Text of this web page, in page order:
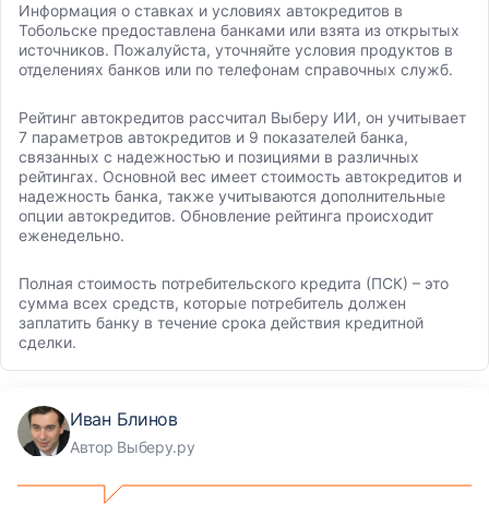
Информация о ставках и условиях автокредитов в
Тобольске предоставлена банками или взята из открытых
источников. Пожалуйста, уточняйте условия продуктов в
отделениях банков или по телефонам справочных служб.
Рейтинг автокредитов рассчитал Выберу ИИ, он учитывает
7 параметров автокредитов и 9 показателей банка,
связанных с надежностью и позициями в различных
рейтингах. Основной вес имеет стоимость автокредитов и
надежность банка, также учитываются дополнительные
опции автокредитов. Обновление рейтинга происходит
еженедельно.
Полная стоимость потребительского кредита (ПСК) – это
сумма всех средств, которые потребитель должен
заплатить банку в течение срока действия кредитной
сделки.
Иван Блинов
Автор Выберу.ру